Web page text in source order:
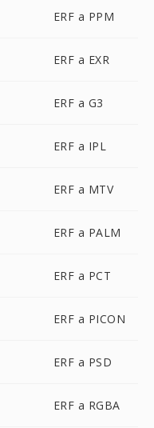
ERF a PPM
ERF a EXR
ERF a G3
ERF a IPL
ERF a MTV
ERF a PALM
ERF a PCT
ERF a PICON
ERF a PSD
ERF a RGBA